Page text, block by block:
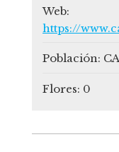
Web:
https://
Población:
Flores: 0